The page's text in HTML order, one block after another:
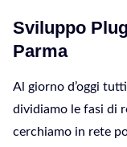
Sviluppo
Parma
Al giorno d’oggi
dividiamo le fasi di
cerchiamo in rete